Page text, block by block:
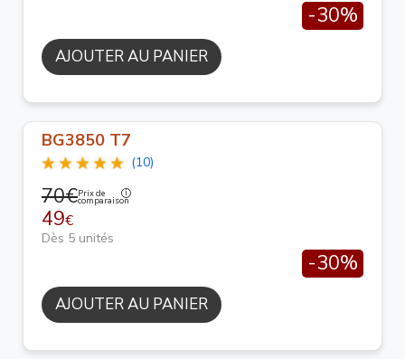
-30%
AJOUTER AU PANIER
BG3850 T7
(10)
70€Prix de
comparaison
49€
Dès 5 unités
-30%
AJOUTER AU PANIER